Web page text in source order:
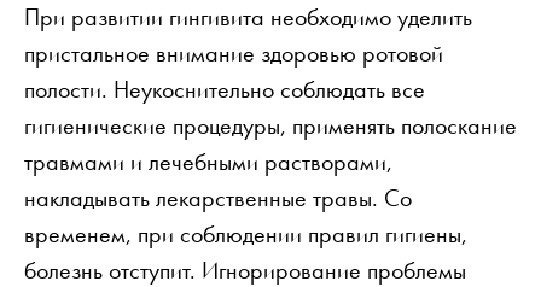
При развитии гингивита необходимо уделить
пристальное внимание здоровью ротовой
полости. Неукоснительно соблюдать все
гигиенические процедуры, применять полоскание
травмами и лечебными растворами,
накладывать лекарственные травы. Со
временем, при соблюдении правил гигиены,
болезнь отступит. Игнорирование проблемы